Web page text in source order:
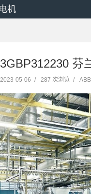
机
3GBP312230 芬
2023-05-06 / 287 次浏览 /